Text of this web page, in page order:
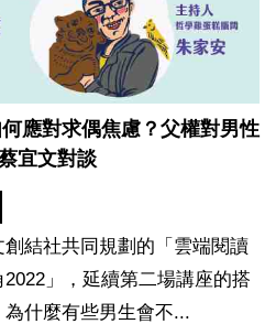
應對求偶焦慮？父權對男性
宜文對談
結社共同規劃的「雲端閱讀
」，延續第二場講座的搭
什麼有些男生會不...